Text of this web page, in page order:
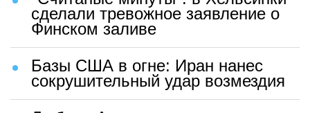
сделали тревожное заявление о
Финском заливе
Базы США в огне: Иран нанес
сокрушительный удар возмездия